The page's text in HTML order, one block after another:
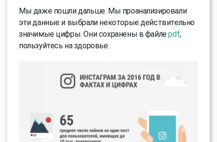
Мы даже пошли дальше. Мы проанализировали
эти данные и выбрали некоторые действительно
значимые цифры. Они сохранены в файлеpdf,
пользуйтесь на здоровье.